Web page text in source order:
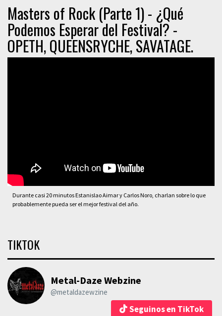
Masters of Rock (Parte 1) - ¿Qué
Podemos Esperar del Festival? -
OPETH, QUEENSRYCHE, SAVATAGE.
Durante casi 20 minutos Estanislao Aimar y Carlos Noro, charlan sobre lo que
probablemente pueda ser el mejor festival del año.
TIKTOK
Metal-Daze Webzine
@metaldazewzine
Seguinos en TikTok